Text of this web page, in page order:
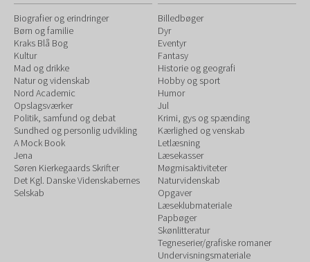
Biografier og erindringer
Børn og familie
Kraks Blå Bog
Kultur
Mad og drikke
Natur og videnskab
Nord Academic
Opslagsværker
Politik, samfund og debat
Sundhed og personlig udvikling
A Mock Book
Jena
Søren Kierkegaards Skrifter
Det Kgl. Danske Videnskabernes
Selskab
Billedbøger
Dyr
Eventyr
Fantasy
Historie og geografi
Hobby og sport
Humor
Jul
Krimi, gys og spænding
Kærlighed og venskab
Letlæsning
Læsekasser
Møgmisaktiviteter
Naturvidenskab
Opgaver
Læseklubmateriale
Papbøger
Skønlitteratur
Tegneserier/grafiske romaner
Undervisningsmateriale